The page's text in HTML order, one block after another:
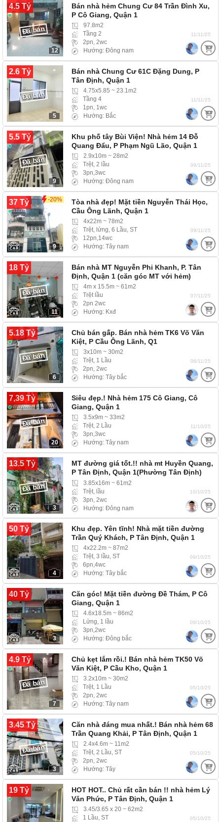
4.5 Tỷ
12
Đã bán
Bán nhà hẻm Chung Cư 84 Trần Đình Xu,
P Cô Giang, Quận 1
97.8m2
Tầng 2
2pn, 2wc
Hướng: Đông nam
11/11/25
2.6 Tỷ
5
Đã bán
Bán nhà Chung Cư 61C Đặng Dung, P
Tân Định, Quận 1
4.75x5.85 ~ 23.1m2
Tầng 4
1pn, 1wc
Hướng: Bắc
11/11/25
5.5 Tỷ
9
Đã bán
Khu phố tây Bùi Viện! Nhà hẻm 14 Đỗ
Quang Đẩu, P Phạm Ngũ Lão, Quận 1
2.9x10m ~ 28m2
Trệt, 2 lầu
3pn,3wc
Hướng: Đông nam
09/11/25
37 Tỷ -20%
9
Tòa nhà đẹp! Mặt tiền Nguyễn Thái Học,
Cầu Ông Lãnh, Quận 1
4x22m ~ 78m2
Trệt, lửng, 6 Lầu, ST
12pn,14wc
Hướng: Tây nam
09/11/25
18 Tỷ
11
Đã bán
Bán nhà MT Nguyễn Phi Khanh, P. Tân
Định, Quận 1 (căn góc MT với hẻm)
4m x 15.5m ~ 61m2
Trệt lầu
2pn 2wc
Hướng: Kxđ
07/11/25
5.18 Tỷ
6
Đã bán
Chủ bán gấp. Bán nhà hẻm TK6 Võ Văn
Kiệt, P Cầu Ông Lãnh, Q1
3x10m ~ 30m2
Trệt, 1 Lầu
2pn, 2wc
Hướng: Tây bắc
06/11/25
7,39 Tỷ
20
Đã bán
Siêu đẹp.! Nhà hẻm 175 Cô Giang, Cô
Giang, Quận 1
3.5x9m ~ 33m2
Trệt, 2 Lầu
3pn,3wc
Hướng: Tây nam
11/10/25
13.5 Tỷ
3
Đã bán
MT đường giá tốt.!! nhà mt Huyền Quang,
P Tân Định, Quận 1(Phường Tân Định)
mặt tiền…
3.85x16m ~ 61m2
Trệt, lầu
3pn, 2wc
Hướng: Đông nam
10/10/25
50 Tỷ
4
Khu đẹp. Yên tĩnh! Nhà mặt tiền đường
Trần Quý Khách, P Tân Định, Quận 1
4x22.2m ~ 87m2
Trệt, 3 lầu, ST
6pn,4wc
Hướng: Tây bắc
09/10/25
40 Tỷ
3
Căn góc! Mặt tiền đường Đề Thám, P Cô
Giang, Quận 1
4.6x18.5m ~ 86m2
Lửng, 1 lầu
3pn,2wc
Hướng: Đông bắc
09/10/25
4.9 Tỷ
7
Đã bán
Chủ kẹt lắm rồi.! Bán nhà hẻm TK50 Võ
Văn Kiệt, P Cầu Kho, Quận 1
3.2x10m ~ 30m2
Trệt, 1 Lầu
2pn, 2wc
Hướng: Tây nam
05/10/25
3.45 Tỷ
3
Đã bán
Căn nhà đáng mua nhất.! Bán nhà hẻm 68
Trần Quang Khải, P Tân Định, Quận 1
2.4x4.6m ~ 11m2
Trệt, 2 Lầu, ST
2pn, 2wc
Hướng: Tây
05/10/25
19 Tỷ
HOT HOT.. Chủ rất cần bán !! nhà hẻm Lý
Văn Phức, P Tân Định, Quận 1
3.45/3.65 x 20 ~ 62m2
1 Lầu, ST
05/10/25